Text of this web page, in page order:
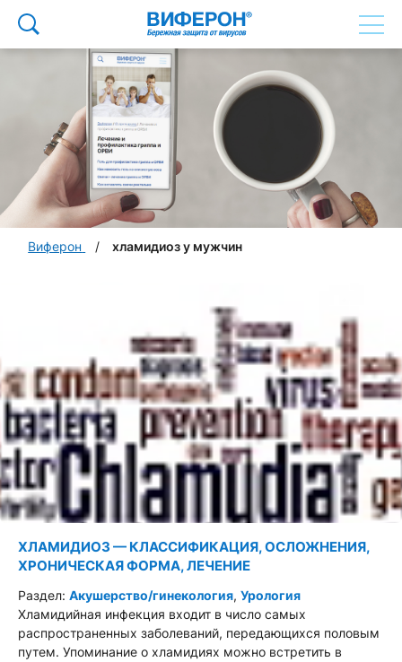
Виферон хламидиоз у мужчин
ХЛАМИДИОЗ — КЛАССИФИКАЦИЯ, ОСЛОЖНЕНИЯ,
ХРОНИЧЕСКАЯ ФОРМА, ЛЕЧЕНИЕ
Раздел: Акушерство/гинекология, Урология
Хламидийная инфекция входит в число самых
распространенных заболеваний, передающихся половым
путем. Упоминание о хламидиях можно встретить в